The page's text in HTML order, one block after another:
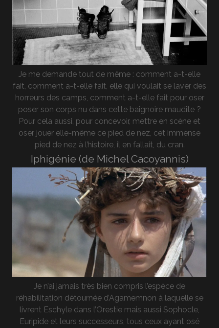
Je me demande tout de même : comment a-t-elle
fait, comment a-t-elle fait, elle qui voulait se laver des
horreurs des camps, comment a-t-elle fait pour oser
poser son corps nu dans cette baignoire maudite ?
Pour cela aussi, pour concevoir, mettre en scène et
oser jouer elle-même ce pied de nez, cet immense
pied de nez à l’histoire, il en fallait, du cran.
Iphigénie (de Michel Cacoyannis)
Je n’ai jamais très bien compris l’espèce de
réhabilitation détournée d’Agamemnon à laquelle se
livrent Eschyle dans l’Orestie mais aussi Sophocle,
Euripide et leurs successeurs, tous ceux ayant osé